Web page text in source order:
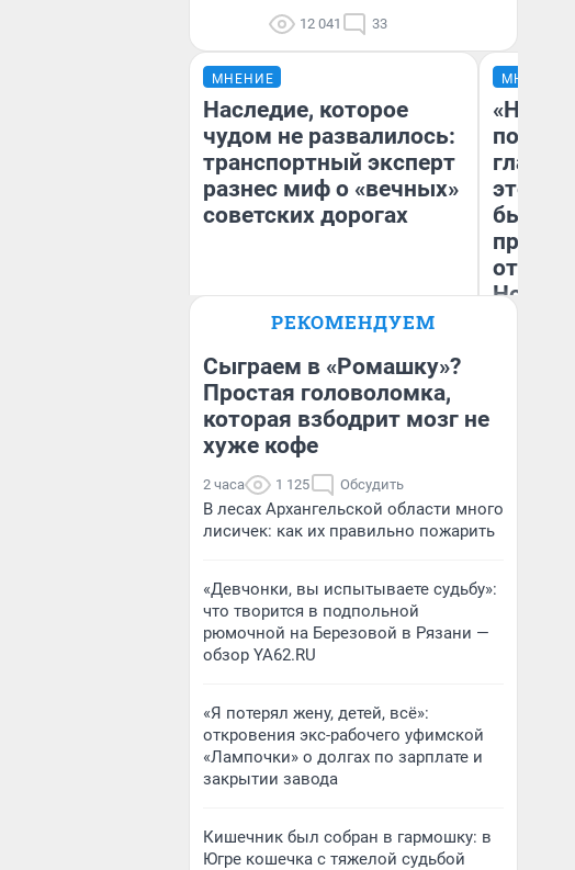
12 041 33
МНЕНИЕ
Наследие, которое
чудом не развалилось:
транспортный эксперт
разнес миф о «вечных»
советских дорогах
Блогер, предприниматель,
бизнесе
МНЕНИЕ
этого
бьет
отзыв
Нолана
РЕКОМЕНДУЕМ
Сыграем в «Ромашку»?
Простая головоломка,
которая взбодрит мозг не
хуже кофе
2 часа 1 125 Обсудить
В лесах Архангельской области много
лисичек: как их правильно пожарить
«Девчонки, вы испытываете судьбу»:
что творится в подпольной
рюмочной на Березовой в Рязани —
обзор YA62.RU
«Я потерял жену, детей, всё»:
откровения экс-рабочего уфимской
«Лампочки» о долгах по зарплате и
закрытии завода
Кишечник был собран в гармошку: в
Югре кошечка с тяжелой судьбой